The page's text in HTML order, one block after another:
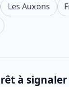
Les Auxons
à signaler